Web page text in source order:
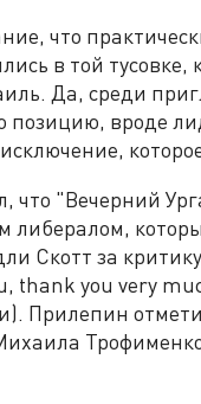
что
в той тусовке,
Да, среди
позицию, вроде
что "Вечерний
Скотт за
thank you very
Прилепин